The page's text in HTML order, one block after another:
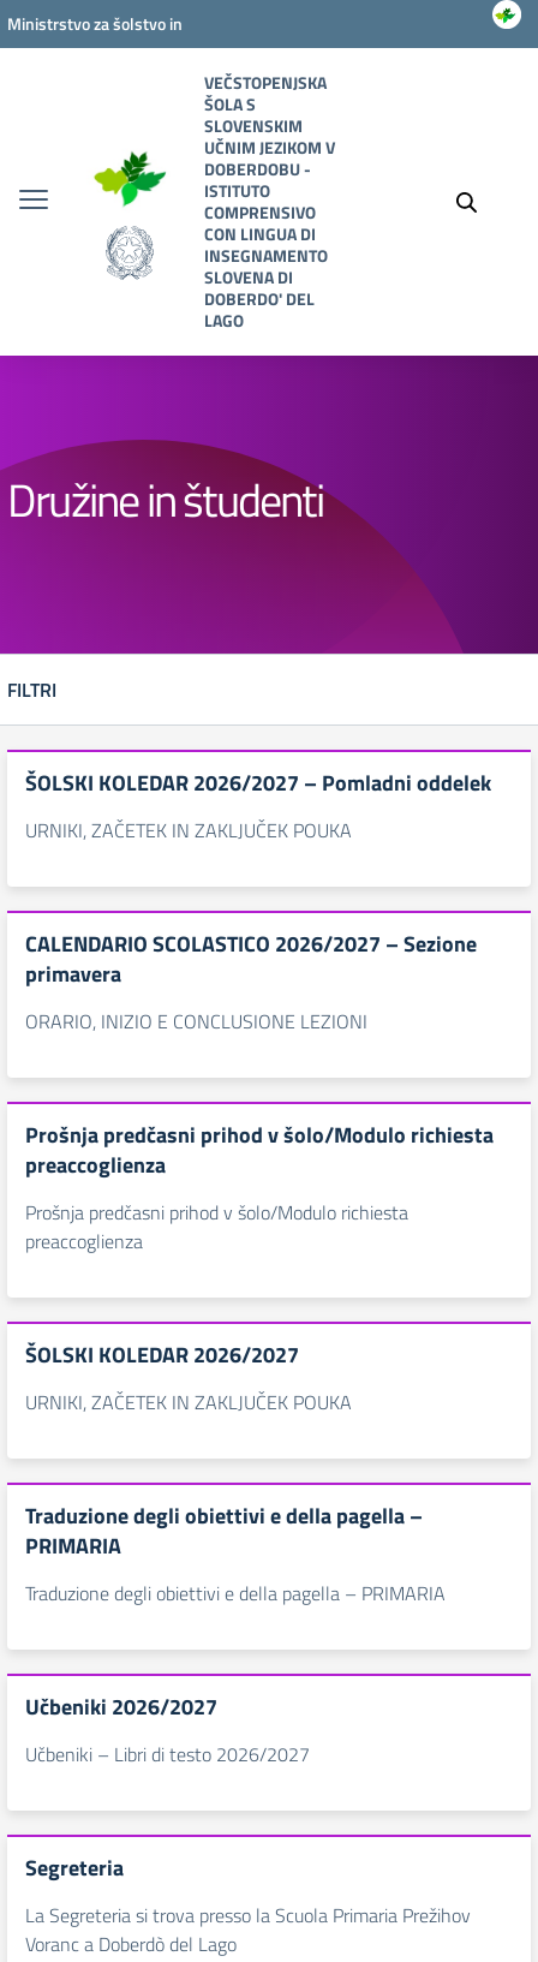
Vai ai contenuti
Vai al menu di navigazione
Vai al footer
Ministrstvo za šolstvo in
VEČSTOPENJSKA
ŠOLA S
SLOVENSKIM
UČNIM JEZIKOM V
DOBERDOBU -
ISTITUTO
COMPRENSIVO
CON LINGUA DI
INSEGNAMENTO
SLOVENA DI
DOBERDO' DEL
LAGO
Družine in študenti
FILTRI
ŠOLSKI KOLEDAR 2026/2027 – Pomladni oddelek
URNIKI, ZAČETEK IN ZAKLJUČEK POUKA
CALENDARIO SCOLASTICO 2026/2027 – Sezione
primavera
ORARIO, INIZIO E CONCLUSIONE LEZIONI
Prošnja predčasni prihod v šolo/Modulo richiesta
preaccoglienza
Prošnja predčasni prihod v šolo/Modulo richiesta
preaccoglienza
ŠOLSKI KOLEDAR 2026/2027
URNIKI, ZAČETEK IN ZAKLJUČEK POUKA
Traduzione degli obiettivi e della pagella –
PRIMARIA
Traduzione degli obiettivi e della pagella – PRIMARIA
Učbeniki 2026/2027
Učbeniki – Libri di testo 2026/2027
Segreteria
La Segreteria si trova presso la Scuola Primaria Prežihov
Voranc a Doberdò del Lago